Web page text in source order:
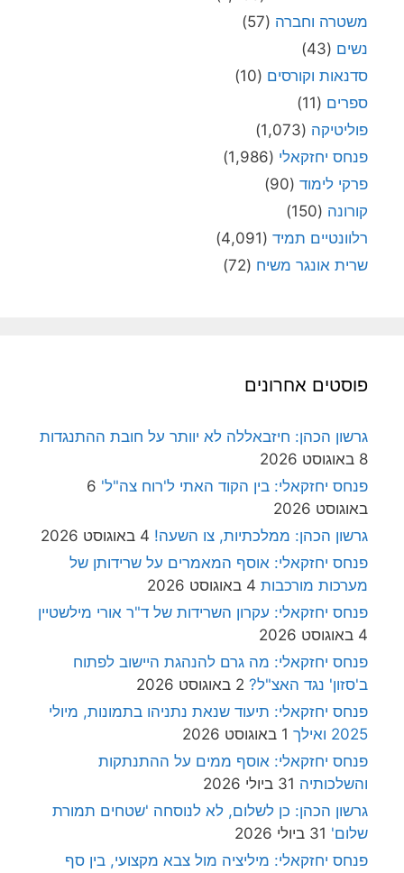
משטרה וחברה (57)
נשים (43)
סדנאות וקורסים (10)
ספרים (11)
פוליטיקה (1,073)
פנחס יחזקאלי (1,986)
פרקי לימוד (90)
קורונה (150)
רלוונטיים תמיד (4,091)
שרית אונגר משיח (72)
פוסטים אחרונים
גרשון הכהן: חיזבאללה לא יוותר על חובת ההתנגדות
8 באוגוסט 2026
פנחס יחזקאלי: בין הקוד האתי ל'רוח צה"ל' 6
באוגוסט 2026
גרשון הכהן: ממלכתיות, צו השעה! 4 באוגוסט 2026
פנחס יחזקאלי: אוסף המאמרים על שרידותן של
מערכות מורכבות 4 באוגוסט 2026
פנחס יחזקאלי: עקרון השרידות של ד"ר אורי מילשטיין
4 באוגוסט 2026
פנחס יחזקאלי: מה גרם להנהגת היישוב לפתוח
ב'סזון' נגד האצ"ל? 2 באוגוסט 2026
פנחס יחזקאלי: תיעוד שנאת נתניהו בתמונות, מיולי
2025 ואילך
1 באוגוסט 2026
פנחס יחזקאלי: אוסף ממים על ההתנתקות
והשלכותיה 31 ביולי 2026
גרשון הכהן: כן לשלום, לא לנוסחה 'שטחים תמורת
שלום' 31 ביולי 2026
פנחס יחזקאלי: מיליציה מול צבא מקצועי, בין סף